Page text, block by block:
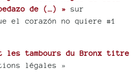
de (…) » sur
el corazón no quiere #1
les tambours du Bronx titre
légales »